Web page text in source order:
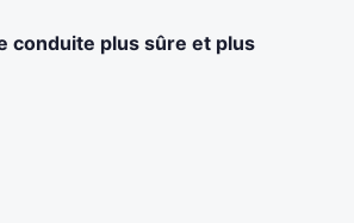
conduite plus sûre et plus